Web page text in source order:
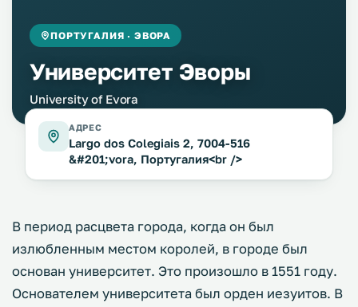
ПОРТУГАЛИЯ · ЭВОРА
Университет Эворы
University of Evora
АДРЕС
Largo dos Colegiais 2, 7004-516
&#201;vora, Португалия<br />
В период расцвета города, когда он был
излюбленным местом королей, в городе был
основан университет. Это произошло в 1551 году.
Основателем университета был орден иезуитов. В